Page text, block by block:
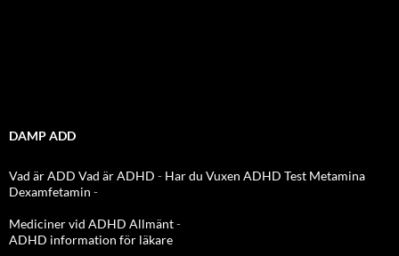
DAMP ADD
Vad är ADD Vad är ADHD - Har du Vuxen ADHD Test Metamina
Dexamfetamin -
Mediciner vid ADHD Allmänt-
ADHD information för läkare